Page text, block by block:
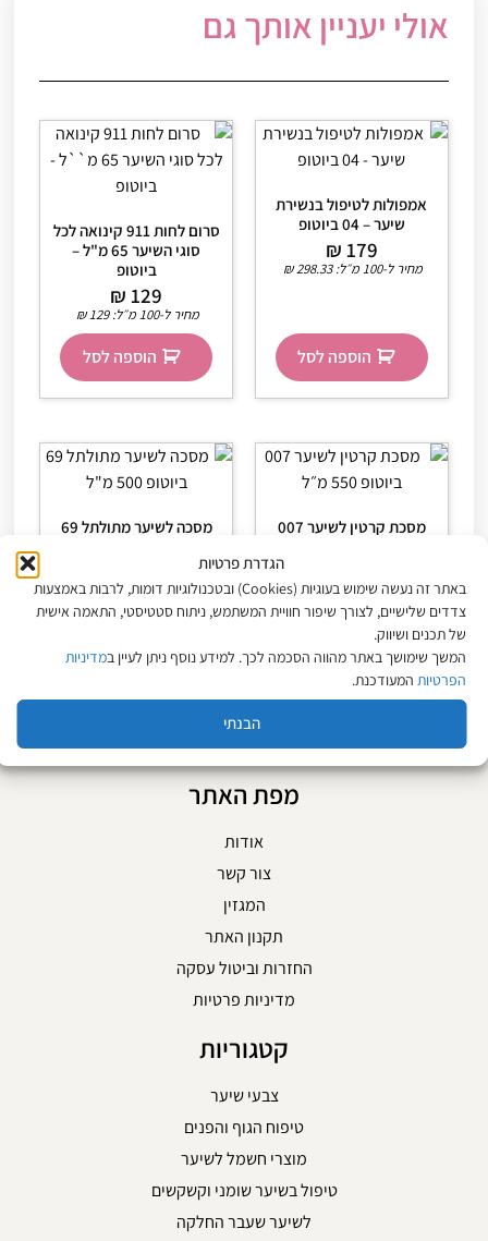
הגדרת פרטיות
באתר זה נעשה שימוש בעוגיות (Cookies) ובטכנולוגיות דומות, לרבות באמצעות
צדדים שלישיים, לצורך שיפור חוויית המשתמש, ניתוח סטטיסטי, התאמה אישית
של תכנים ושיווק.
המשך שימושך באתר מהווה הסכמה לכך. למידע נוסף ניתן לעיין במדיניות
הפרטיותהמעודכנת.
הבנתי
אולי יעניין אותך גם
אמפולות לטיפול בנשירת
שיער – 04 ביוטופ
₪ 179
מחיר ל-100 מ״ל: ₪298.33
הוספה לסל
סרום לחות 911 קינואה לכל
סוגי השיער 65 מ"ל –
ביוטופ
₪129
מחיר ל-100 מ״ל: ₪129
הוספה לסל
מסכת קרטין לשיער 007
מחיר ל-100 מ״ל: ₪34.36
הוספה לסל
מסכה לשיער מתולתל 69
מחיר ל-100 מ״ל: ₪36.18
מפת האתר
אודות
צור קשר
המגזין
תקנון האתר
החזרות וביטול עסקה
מדיניות פרטיות
קטגוריות
צבעי שיער
טיפוח הגוף והפנים
מוצרי חשמל לשיער
טיפול בשיער שומני וקשקשים
לשיער שעבר החלקה